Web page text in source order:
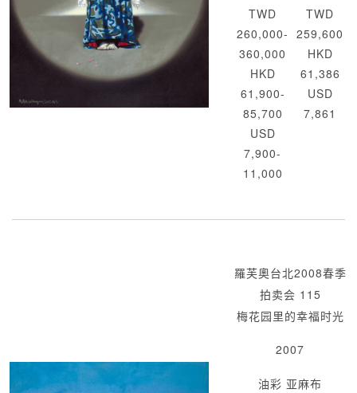
TWD
260,000-
360,000
HKD
61,900-
85,700
USD
7,900-
11,000
TWD
259,600
HKD
61,386
USD
7,861
羅芙奧台北2008春季
拍卖会 115
梅花园里的幸福时光
2007
油彩 亚麻布